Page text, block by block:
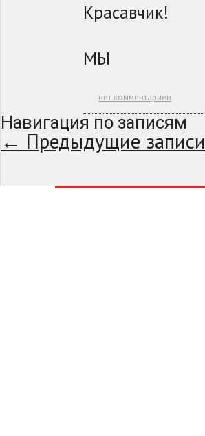
Красавчик!
МЫ
нет комментариев
Навигация по записям
← Предыдущие записи